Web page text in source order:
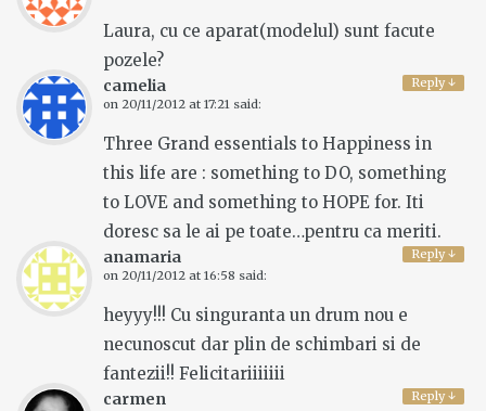
Laura, cu ce aparat(modelul) sunt facute
pozele?
Reply↓
camelia
on 20/11/2012 at 17:21 said:
Three Grand essentials to Happiness in
this life are : something to DO, something
to LOVE and something to HOPE for. Iti
doresc sa le ai pe toate…pentru ca meriti.
Reply↓
anamaria
on 20/11/2012 at 16:58 said:
heyyy!!! Cu singuranta un drum nou e
necunoscut dar plin de schimbari si de
fantezii!! Felicitariiiiiii
Reply↓
carmen